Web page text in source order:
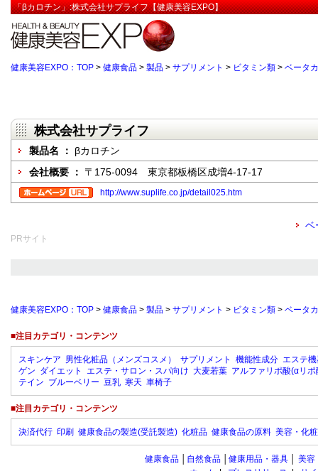
「βカロチン」:株式会社サプライフ【健康美容EXPO】
健康美容EXPO：TOP > 健康食品 > 製品 > サプリメント > ビタミン類 > ベータ
株式会社サプライフ
製品名 ： βカロチン
会社概要 ： 〒175-0094 東京都板橋区成増4-17-17
http://www.suplife.co.jp/detail025.htm
ベ
PRサイト
健康美容EXPO：TOP > 健康食品 > 製品 > サプリメント > ビタミン類 > ベータ
■注目カテゴリ・コンテンツ
スキンケア 男性化粧品（メンズコスメ） サプリメント 機能性成分 エステ
ゲン ダイエット エステ・サロン・スパ向け 大麦若葉 アルファリポ酸(αリポ
テイン ブルーベリー 豆乳 寒天 車椅子
■注目カテゴリ・コンテンツ
決済代行 印刷 健康食品の製造(受託製造) 化粧品 健康食品の原料 美容・化
健康食品 自然食品 健康用品・器具 美容